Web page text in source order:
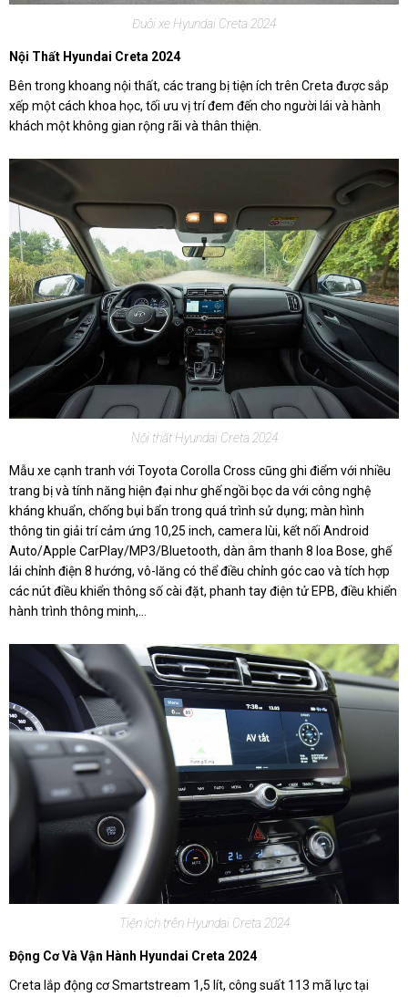
Đuôi xe Hyundai Creta 2024
Nội Thất Hyundai Creta 2024
Bên trong khoang nội thất, các trang bị tiện ích trên Creta được sắp
xếp một cách khoa học, tối ưu vị trí đem đến cho người lái và hành
khách một không gian rộng rãi và thân thiện.
Nội thất Hyundai Creta 2024
Mẫu xe cạnh tranh với Toyota Corolla Cross cũng ghi điểm với nhiều
trang bị và tính năng hiện đại như ghế ngồi bọc da với công nghệ
kháng khuẩn, chống bụi bẩn trong quá trình sử dụng; màn hình
thông tin giải trí cảm ứng 10,25 inch, camera lùi, kết nối Android
Auto/Apple CarPlay/MP3/Bluetooth, dàn âm thanh 8 loa Bose, ghế
lái chỉnh điện 8 hướng, vô-lăng có thể điều chỉnh góc cao và tích hợp
các nút điều khiển thông số cài đặt, phanh tay điện tử EPB, điều khiển
hành trình thông minh,…
Tiện ích trên Hyundai Creta 2024
Động Cơ Và Vận Hành Hyundai Creta 2024
Creta lắp động cơ Smartstream 1,5 lít, công suất 113 mã lực tại